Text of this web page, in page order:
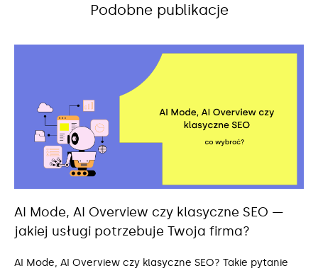
Podobne publikacje
AI Mode, AI Overview czy klasyczne SEO —
jakiej usługi potrzebuje Twoja firma?
AI Mode, AI Overview czy klasyczne SEO? Takie pytanie